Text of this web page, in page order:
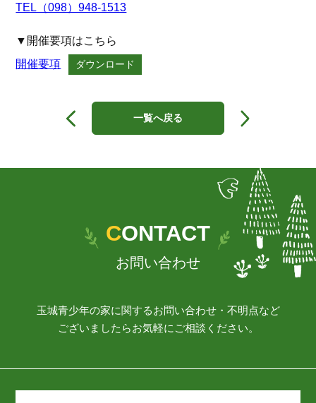
TEL（098）948-1513
▼開催要項はこちら
開催要項 ダウンロード
シ
一覧へ戻る
CONTACT
お問い合わせ
玉城青少年の家に関するお問い合わせ・不明点など
ございましたらお気軽にご相談ください。